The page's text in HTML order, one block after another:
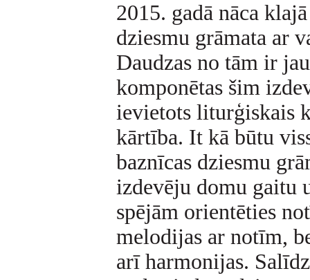
2015. gadā nāca
dziesmu grāmata ar
Daudzas no tām ir
komponētas šim
ievietots liturģiskais
kārtība. It kā būtu
baznīcas dziesmu
izdevēju domu gaitu
spējām orientēties
melodijas ar notīm,
arī harmonijas.